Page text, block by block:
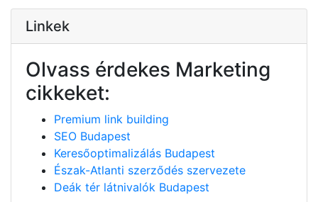
Linkek
Olvass érdekes Marketing
cikkeket:
Premium link building
SEO Budapest
Keresőoptimalizálás Budapest
Észak-Atlanti szerződés szervezete
Deák tér látnivalók Budapest